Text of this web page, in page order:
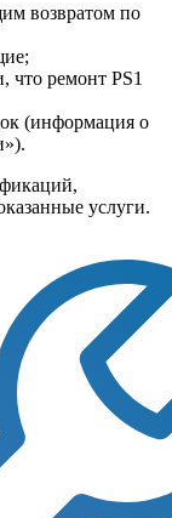
возвратом по
что ремонт PS1
(информация о
услуги.